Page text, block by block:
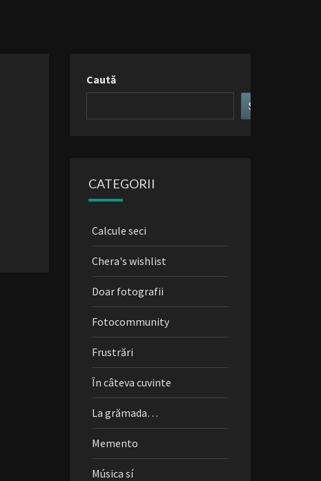
Caută
Search
CATEGORII
Calcule seci
Chera's wishlist
Doar fotografii
Fotocommunity
Frustrări
În câteva cuvinte
La grămada…
Memento
Música sí